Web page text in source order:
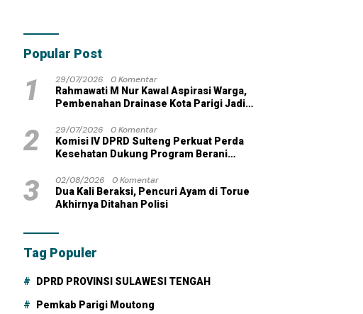
Tambahan dengan
Popular Post
1 29/07/2026
0 Komentar
Rahmawati M Nur Kawal Aspirasi Warga,
Pembenahan Drainase Kota Parigi Jadi
2 29/07/2026
0 Komentar
Komisi IV DPRD Sulteng Perkuat Perda
Kesehatan Dukung Program Berani
3 02/08/2026
0 Komentar
Dua Kali Beraksi, Pencuri Ayam di Torue
Akhirnya Ditahan Polisi
Tag Populer
DPRD PROVINSI SULAWESI TENGAH
Pemkab Parigi Moutong